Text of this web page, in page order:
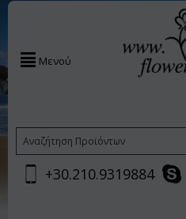
Μενού
+30.210.9319884